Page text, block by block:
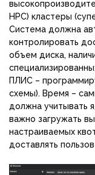
HPC) кластеры
Система должна
контролировать
объем диска,
ПЛИС –
схемы). Время –
должна учитывать
важно загружать
настраиваемых
доставлять